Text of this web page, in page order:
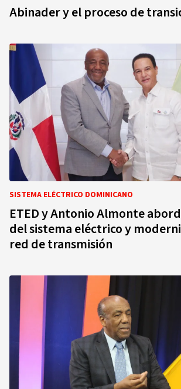
Abinader y el proceso de
SISTEMA ELÉCTRICO DOMINICANO
ETED y Antonio Almonte
del sistema eléctrico y
red de transmisión